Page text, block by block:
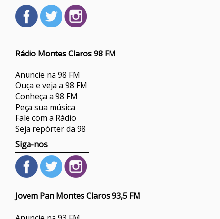
Rádio Montes Claros 98 FM
Anuncie na 98 FM
Ouça e veja a 98 FM
Conheça a 98 FM
Peça sua música
Fale com a Rádio
Seja repórter da 98
Siga-nos
Jovem Pan Montes Claros 93,5 FM